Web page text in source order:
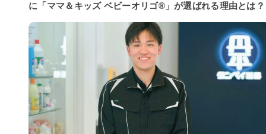
に「ママ＆キッズ ベビーオリゴ®」が選ばれる理由とは？